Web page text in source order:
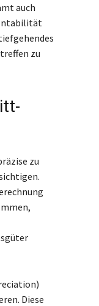
auch
zu
zu
Diese